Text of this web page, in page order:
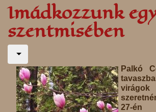
Imádkozzunk
szentmisében
Palkó
27-én